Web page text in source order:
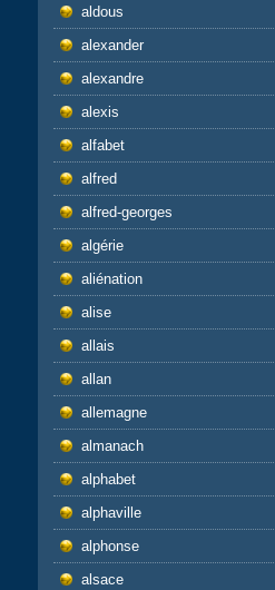
aldous
alexander
alexandre
alexis
alfabet
alfred
alfred-georges
algérie
aliénation
alise
allais
allan
allemagne
almanach
alphabet
alphaville
alphonse
alsace